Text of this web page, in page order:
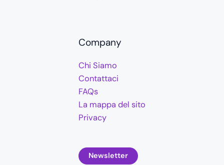
Company
Chi Siamo
Contattaci
FAQs
La mappa del sito
Privacy
Newsletter